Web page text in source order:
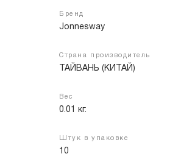
Регистрация
Бренд
Jonnesway
Страна производитель
ТАЙВАНЬ (КИТАЙ)
Вес
0.01 кг.
Штук в упаковке
10